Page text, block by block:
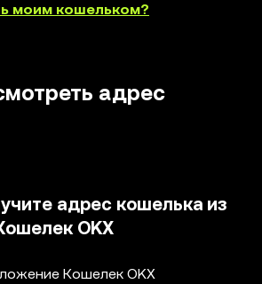
моим кошельком?
адрес
адрес кошелька из
OKX
Кошелек OKX